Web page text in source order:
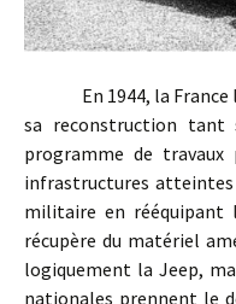
En 1944, la France
sa reconstruction
programme de
infrastructures
militaire en rééquipant
récupère du matériel
logiquement la Jeep,
nationales prennent le